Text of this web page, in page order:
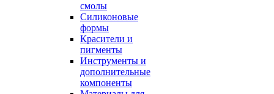
смолы
Силиконовые
формы
Красители и
пигменты
Инструменты и
дополнительные
компоненты